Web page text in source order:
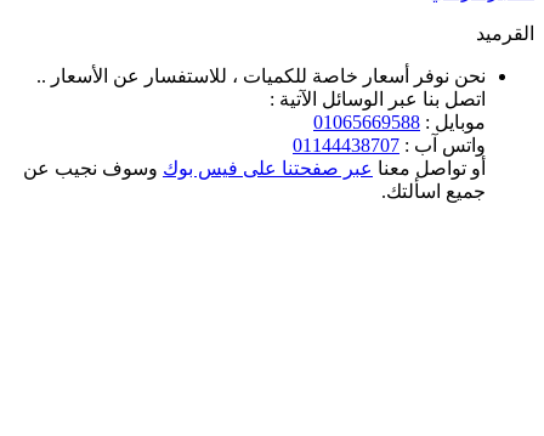
القرميد
نحن نوفر أسعار خاصة للكميات ، للاستفسار عن الأسعار ..
اتصل بنا عبر الوسائل الآتية :
موبايل : 01065669588
واتس آب : 01144438707
أو تواصل معنا عبر صفحتنا على فيس بوك وسوف نجيب عن
جميع اسألتك.